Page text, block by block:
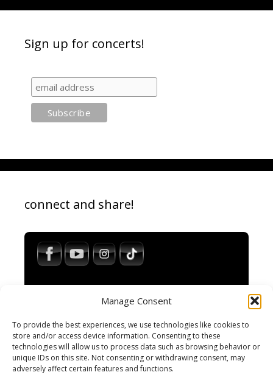
Manage Consent
To provide the best experiences, we use technologies like cookies to
store and/or access device information. Consenting to these
technologies will allow us to process data such as browsing behavior or
unique IDs on this site. Not consenting or withdrawing consent, may
adversely affect certain features and functions.
Sign up for concerts!
connect and share!
Impressum / Legal Notice
Haftungsausschluss / Disclaimer